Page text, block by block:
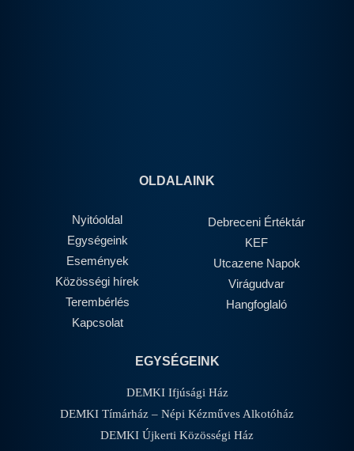
OLDALAINK
Nyitóoldal
Egységeink
Események
Közösségi hírek
Terembérlés
Kapcsolat
Debreceni Értéktár
KEF
Utcazene Napok
Virágudvar
Hangfoglaló
EGYSÉGEINK
DEMKI Ifjúsági Ház
DEMKI Tímárház – Népi Kézműves Alkotóház
DEMKI Újkerti Közösségi Ház